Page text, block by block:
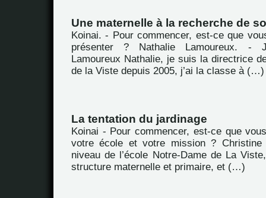
Une maternelle à la recherche de
Koinai. - Pour commencer, est-ce que
présenter ? Nathalie Lamoureux. -
Lamoureux Nathalie, je suis la directrice
de la Viste depuis 2005, j’ai la classe à (…)
La tentation du jardinage
Koinai - Pour commencer, est-ce que
votre école et votre mission ?
niveau de l’école Notre-Dame de La
structure maternelle et primaire, et (…)